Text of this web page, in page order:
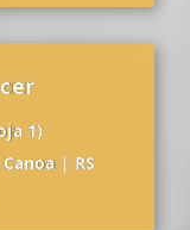
1)
| RS